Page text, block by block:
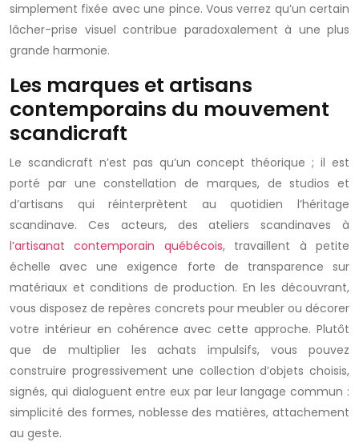
simplement fixée avec une pince. Vous verrez qu’un certain
lâcher-prise visuel contribue paradoxalement à une plus
grande harmonie.
Les marques et artisans
contemporains du mouvement
scandicraft
Le scandicraft n’est pas qu’un concept théorique ; il est
porté par une constellation de marques, de studios et
d’artisans qui réinterprètent au quotidien l’héritage
scandinave. Ces acteurs, des ateliers scandinaves à
l’artisanat contemporain québécois, travaillent à petite
échelle avec une exigence forte de transparence sur
matériaux et conditions de production. En les découvrant,
vous disposez de repères concrets pour meubler ou décorer
votre intérieur en cohérence avec cette approche. Plutôt
que de multiplier les achats impulsifs, vous pouvez
construire progressivement une collection d’objets choisis,
signés, qui dialoguent entre eux par leur langage commun :
simplicité des formes, noblesse des matières, attachement
au geste.